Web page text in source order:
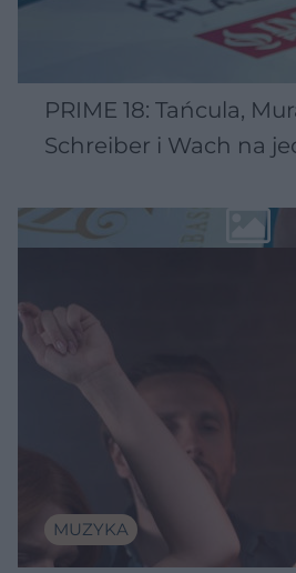
PRIME 18: Tańcula,
Schreiber i Wach na
MUZYKA